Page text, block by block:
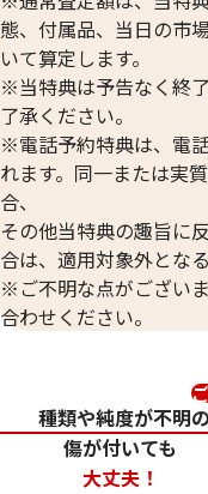
参考買取価格
ASK
態、付属品、当日の市
いて算定します。
※当特典は予告なく終
了承ください。
※電話予約特典は、電
れます。同一または実
合、
その他当特典の趣旨に
合は、適用対象外とな
※ご不明な点がござい
合わせください。
種類や純度が不明
傷が付いても
大丈夫！